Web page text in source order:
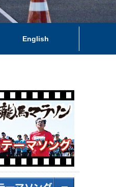
English